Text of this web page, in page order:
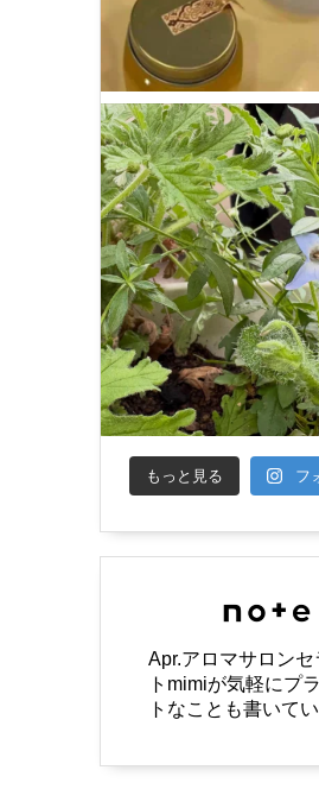
もっと見る フ
Apr.アロマサロンセ
トmimiが気軽にプ
トなことも書いて